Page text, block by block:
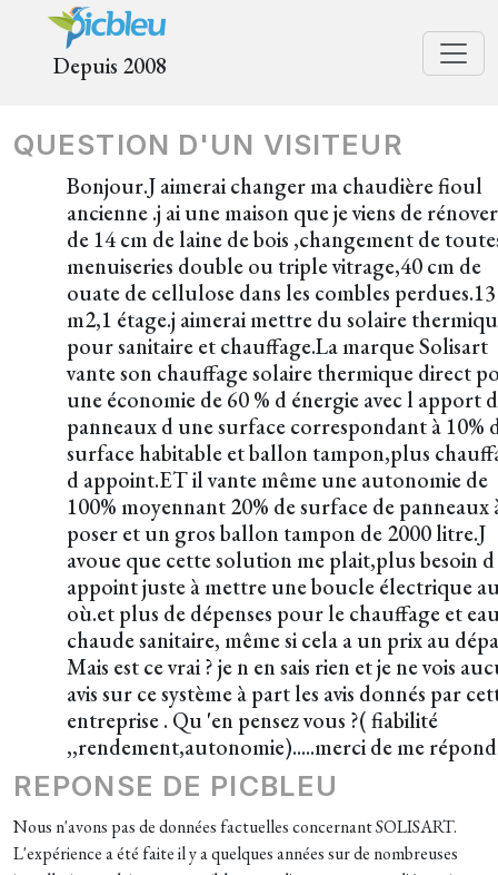
Depuis 2008
QUESTION D'UN VISITEUR
Bonjour.J aimerai changer ma chaudière fioul
ancienne .j ai une maison que je viens de
de 14 cm de laine de bois ,changement de
menuiseries double ou triple vitrage,40 cm de
ouate de cellulose dans les combles
m2,1 étage.j aimerai mettre du solaire
pour sanitaire et chauffage.La marque Solisart
vante son chauffage solaire thermique direct
une économie de 60 % d énergie avec l apport
panneaux d une surface correspondant à 10%
surface habitable et ballon tampon,plus
d appoint.ET il vante même une autonomie de
100% moyennant 20% de surface de panneaux
poser et un gros ballon tampon de 2000 litre.J
avoue que cette solution me plait,plus besoin d
appoint juste à mettre une boucle électrique
où.et plus de dépenses pour le chauffage et
chaude sanitaire, même si cela a un prix au
Mais est ce vrai ? je n en sais rien et je ne vois
avis sur ce système à part les avis donnés par
entreprise . Qu 'en pensez vous ?( fiabilité
,,rendement,autonomie).....merci de me
REPONSE DE PICBLEU
Nous n'avons pas de données factuelles concernant SOLISART.
L'expérience a été faite il y a quelques années sur de nombreuses